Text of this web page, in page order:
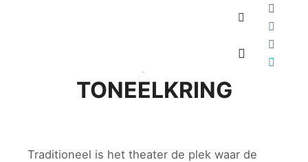
DE RABOTHEATER
TONEELKRING
Traditioneel is het theater de plek waar de